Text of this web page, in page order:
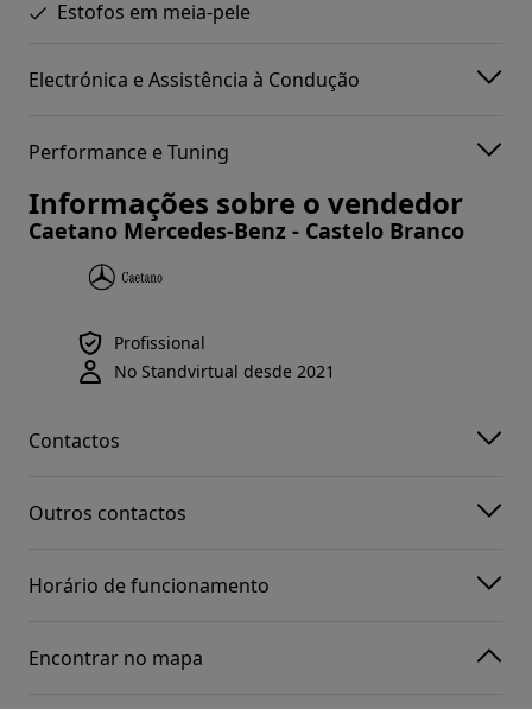
Estofos em meia-pele
Electrónica e Assistência à Condução
Performance e Tuning
Informações sobre o vendedor
Caetano Mercedes-Benz - Castelo Branco
Profissional
No Standvirtual desde 2021
Contactos
Outros contactos
Horário de funcionamento
Encontrar no mapa